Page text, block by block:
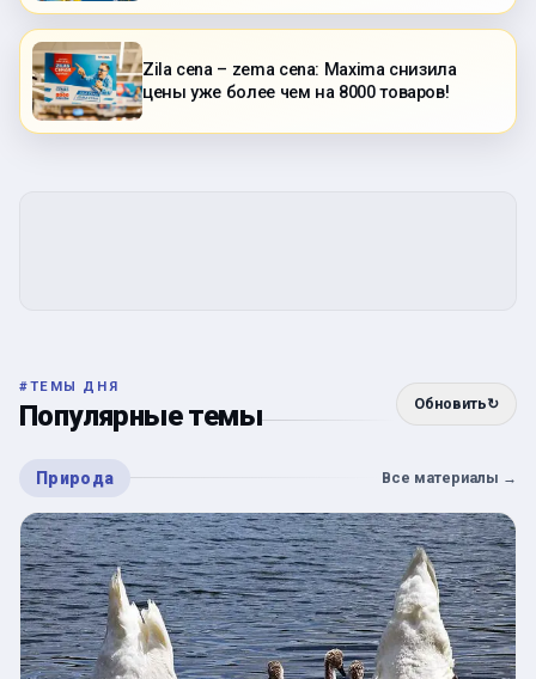
Zila cena – zema cena: Maxima снизила
цены уже более чем на 8000 товаров!
#ТЕМЫ ДНЯ
Популярные темы Обновить↻
Природа Все материалы →